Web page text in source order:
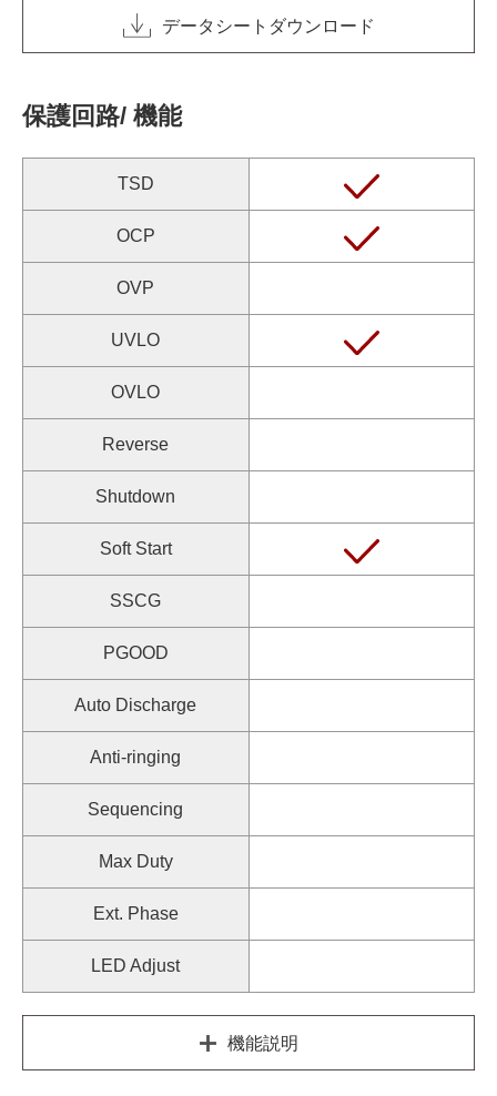
データシートダウンロード
保護回路/ 機能
TSD
OCP
OVP
UVLO
OVLO
Reverse
Shutdown
Soft Start
SSCG
PGOOD
Auto Discharge
Anti-ringing
Sequencing
Max Duty
Ext. Phase
LED Adjust
機能説明